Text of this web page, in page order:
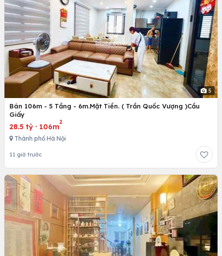
5
Bán 106m - 5 Tầng - 6m.Mặt Tiền. ( Trần Quốc Vượng )Cầu
Giấy
28.5 tỷ · 106m
2
Thành phố Hà Nội
11 giờ trước